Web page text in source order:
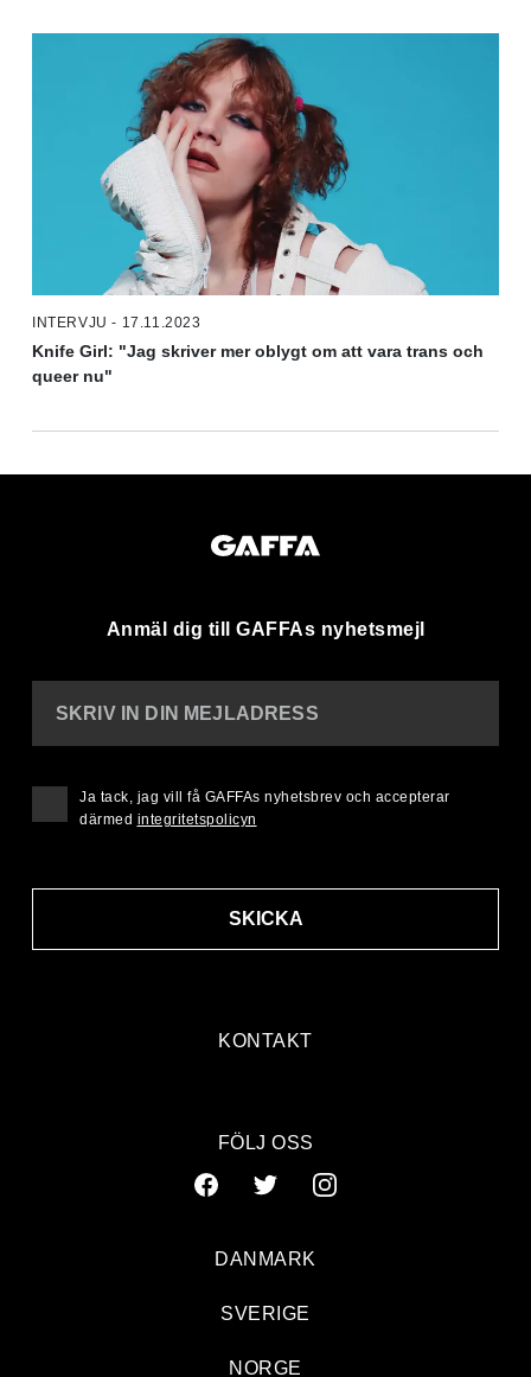
INTERVJU - 17.11.2023
Knife Girl: "Jag skriver mer oblygt om att vara trans och
queer nu"
Anmäl dig till GAFFAs nyhetsmejl
KONTAKT
SKRIV IN DIN MEJLADRESS
SKICKA
Ja tack, jag vill få GAFFAs nyhetsbrev och accepterar
därmed integritetspolicyn
FÖLJ OSS
DANMARK
SVERIGE
NORGE